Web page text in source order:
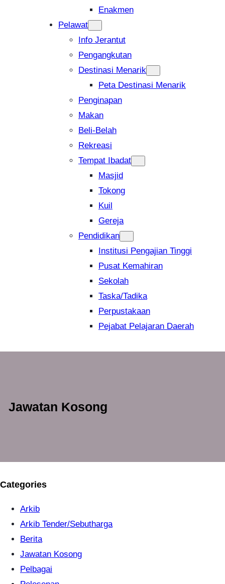
Enakmen
Pelawat
Info Jerantut
Pengangkutan
Destinasi Menarik
Peta Destinasi Menarik
Penginapan
Makan
Beli-Belah
Rekreasi
Tempat Ibadat
Masjid
Tokong
Kuil
Gereja
Pendidikan
Institusi Pengajian Tinggi
Pusat Kemahiran
Sekolah
Taska/Tadika
Perpustakaan
Pejabat Pelajaran Daerah
Jawatan Kosong
Categories
Arkib
Arkib Tender/Sebutharga
Berita
Jawatan Kosong
Pelbagai